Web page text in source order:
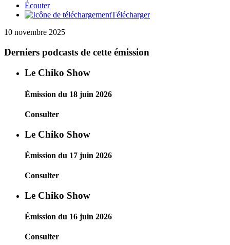
Écouter
Télécharger
10 novembre 2025
Derniers podcasts de cette émission
Le Chiko Show
Émission du 18 juin 2026
Consulter
Le Chiko Show
Émission du 17 juin 2026
Consulter
Le Chiko Show
Émission du 16 juin 2026
Consulter